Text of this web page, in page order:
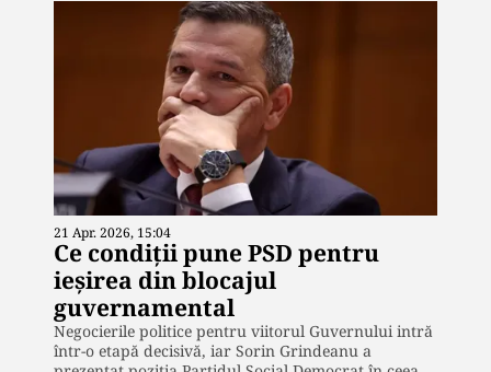
21 Apr. 2026, 15:04
Ce condiţii pune PSD pentru
ieșirea din blocajul
guvernamental
Negocierile politice pentru viitorul Guvernului intră
într-o etapă decisivă, iar Sorin Grindeanu a